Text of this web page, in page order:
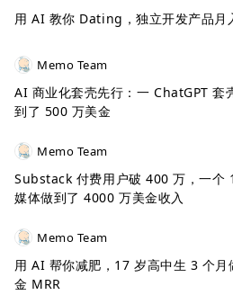
用 AI 教你 Dating，独立开发产品月
Memo Team
AI 商业化套壳先行：一 ChatGPT 套
到了 500 万美金
Memo Team
Substack 付费用户破 400 万，一个
媒体做到了 4000 万美金收入
Memo Team
用 AI 帮你减肥，17 岁高中生 3 个月
金 MRR